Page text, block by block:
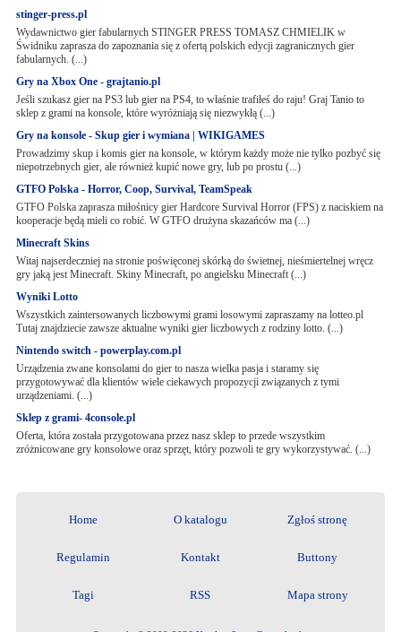
stinger-press.pl
Wydawnictwo gier fabularnych STINGER PRESS TOMASZ CHMIELIK w
Świdniku zaprasza do zapoznania się z ofertą polskich edycji zagranicznych gier
fabularnych. (...)
Gry na Xbox One - grajtanio.pl
Jeśli szukasz gier na PS3 lub gier na PS4, to właśnie trafiłeś do raju! Graj Tanio to
sklep z grami na konsole, które wyróżniają się niezwykłą (...)
Gry na konsole - Skup gier i wymiana | WIKIGAMES
Prowadzimy skup i komis gier na konsole, w którym każdy może nie tylko pozbyć się
niepotrzebnych gier, ale również kupić nowe gry, lub po prostu (...)
GTFO Polska - Horror, Coop, Survival, TeamSpeak
GTFO Polska zaprasza miłośnicy gier Hardcore Survival Horror (FPS) z naciskiem na
kooperacje będą mieli co robić. W GTFO drużyna skazańców ma (...)
Minecraft Skins
Witaj najserdeczniej na stronie poświęconej skórką do świetnej, nieśmiertelnej wręcz
gry jaką jest Minecraft. Skiny Minecraft, po angielsku Minecraft (...)
Wyniki Lotto
Wszystkich zaintersowanych liczbowymi grami losowymi zapraszamy na lotteo.pl
Tutaj znajdziecie zawsze aktualne wyniki gier liczbowych z rodziny lotto. (...)
Nintendo switch - powerplay.com.pl
Urządzenia zwane konsolami do gier to nasza wielka pasja i staramy się
przygotowywać dla klientów wiele ciekawych propozycji związanych z tymi
urządzeniami. (...)
Sklep z grami- 4console.pl
Oferta, która została przygotowana przez nasz sklep to przede wszystkim
zróżnicowane gry konsolowe oraz sprzęt, który pozwoli te gry wykorzystywać. (...)
Home O katalogu Zgłoś stronę
Regulamin Kontakt Buttony
Tagi RSS Mapa strony